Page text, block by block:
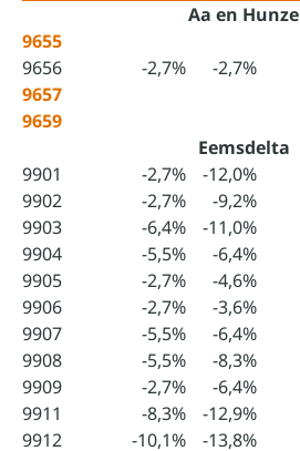
Aa en Hunze
9655
9656
-2,7% -2,7%
9657
9659
Eemsdelta
9901
-2,7% -12,0%
9902
-2,7% -9,2%
9903
-6,4% -11,0%
9904
-5,5% -6,4%
9905
-2,7% -4,6%
9906
-2,7% -3,6%
9907
-5,5% -6,4%
9908
-5,5% -8,3%
9909
-2,7% -6,4%
9911
-8,3% -12,9%
9912
-10,1% -13,8%